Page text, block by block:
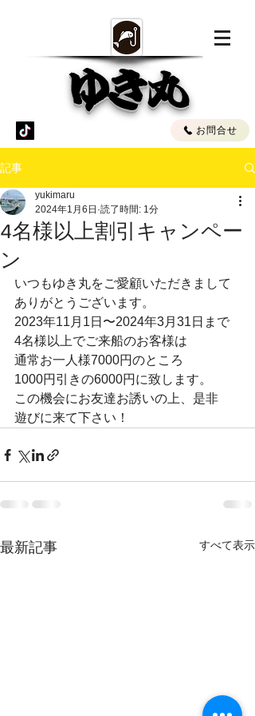
ゆき丸
お問合せ
記事
4名様以上割引キャンペー
ン
yukimaru
2024年1月6日 読了時間: 1分
いつもゆき丸をご愛顧いただきまして
ありがとうございます。
2023年11月1日〜2024年3月31日まで
4名様以上でご来船のお客様は
通常お一人様7000円のところ
1000円引きの6000円に致します。
この機会にお友達お誘いの上、是非
遊びに来て下さい！
最新記事 すべて表示